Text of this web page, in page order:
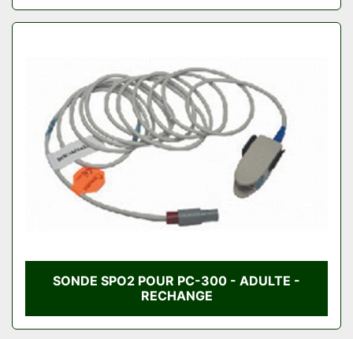
SONDE SPO2 POUR PC-300 - ADULTE -
RECHANGE